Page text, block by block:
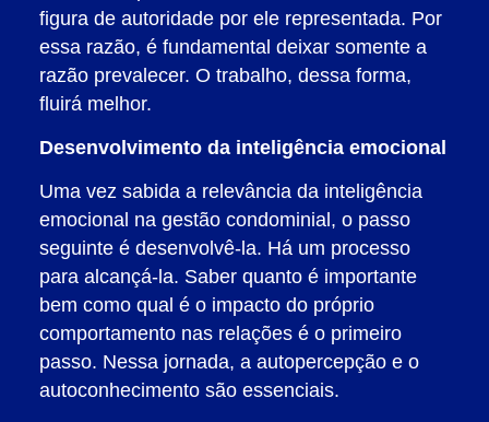
figura de autoridade por ele representada. Por
essa razão, é fundamental deixar somente a
razão prevalecer. O trabalho, dessa forma,
fluirá melhor.
Desenvolvimento da inteligência emocional
Uma vez sabida a relevância da inteligência
emocional na gestão condominial, o passo
seguinte é desenvolvê-la. Há um processo
para alcançá-la. Saber quanto é importante
bem como qual é o impacto do próprio
comportamento nas relações é o primeiro
passo. Nessa jornada, a autopercepção e o
autoconhecimento são essenciais.